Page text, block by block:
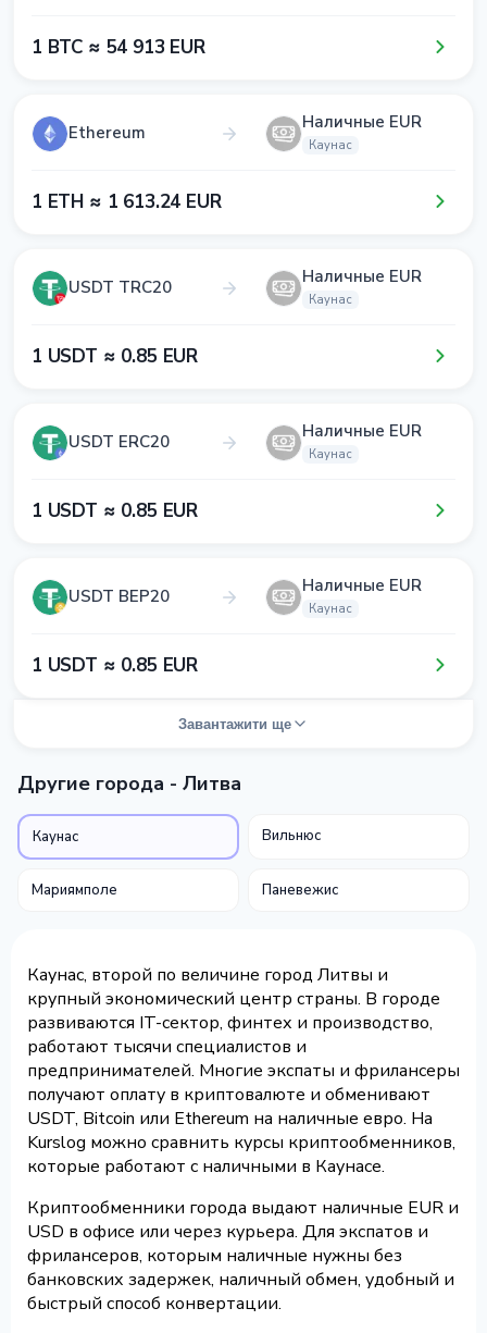
1​ BTC ≈ 5​4​ 9​1​3​ EUR
Ethereum Наличные EUR
Каунас
1​ ETH ≈ 1​ 6​1​3​.2​4​ EUR
USDT TRC20 Наличные EUR
Каунас
1​ USDT ≈ 0​.8​5​ EUR
USDT ERC20 Наличные EUR
Каунас
1​ USDT ≈ 0​.8​5​ EUR
USDT BEP20 Наличные EUR
Каунас
1​ USDT ≈ 0​.8​5​ EUR
Завантажити ще
Другие города - Литва
Каунас Вильнюс
Мариямполе Паневежис
Каунас, второй по величине город Литвы и
крупный экономический центр страны. В городе
развиваются IT-сектор, финтех и производство,
работают тысячи специалистов и
предпринимателей. Многие экспаты и фрилансеры
получают оплату в криптовалюте и обменивают
USDT, Bitcoin или Ethereum на наличные евро. На
Kurslog можно сравнить курсы криптообменников,
которые работают с наличными в Каунасе.
Криптообменники города выдают наличные EUR и
USD в офисе или через курьера. Для экспатов и
фрилансеров, которым наличные нужны без
банковских задержек, наличный обмен, удобный и
быстрый способ конвертации.